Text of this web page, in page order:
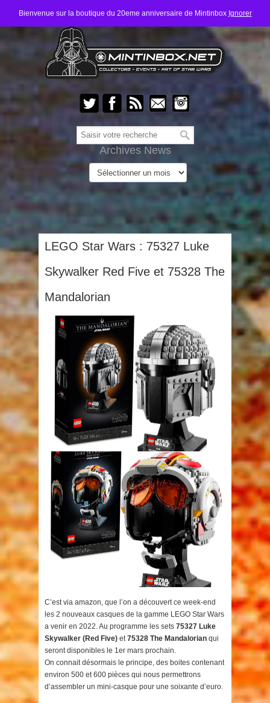
Bienvenue sur la boutique du 20eme anniversaire de Mintinbox Ignorer
Archives News
LEGO Star Wars : 75327 Luke
Skywalker Red Five et 75328 The
Mandalorian
C’est via amazon, que l’on a découvert ce week-end
les 2 nouveaux casques de la gamme LEGO Star Wars
a venir en 2022. Au programme les sets 75327 Luke
Skywalker (Red Five) et75328 The Mandalorian qui
seront disponibles le 1er mars prochain.
On connait désormais le principe, des boites contenant
environ 500 et 600 pièces qui nous permettrons
d’assembler un mini-casque pour une soixante d’euro.